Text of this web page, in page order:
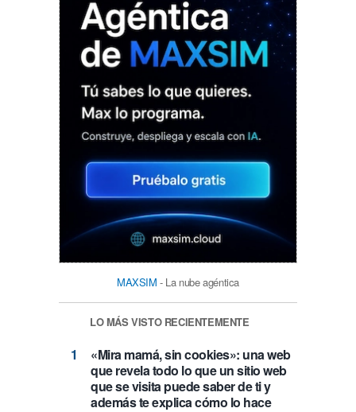
MAXSIM - La nube agéntica
LO MÁS VISTO RECIENTEMENTE
«Mira mamá, sin cookies»: una web
que revela todo lo que un sitio web
que se visita puede saber de ti y
además te explica cómo lo hace